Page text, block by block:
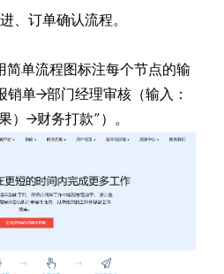
、订单确认流程。​
简单流程图标注每个节点的输
销单→部门经理审核（输入：
）→财务打款”）。​